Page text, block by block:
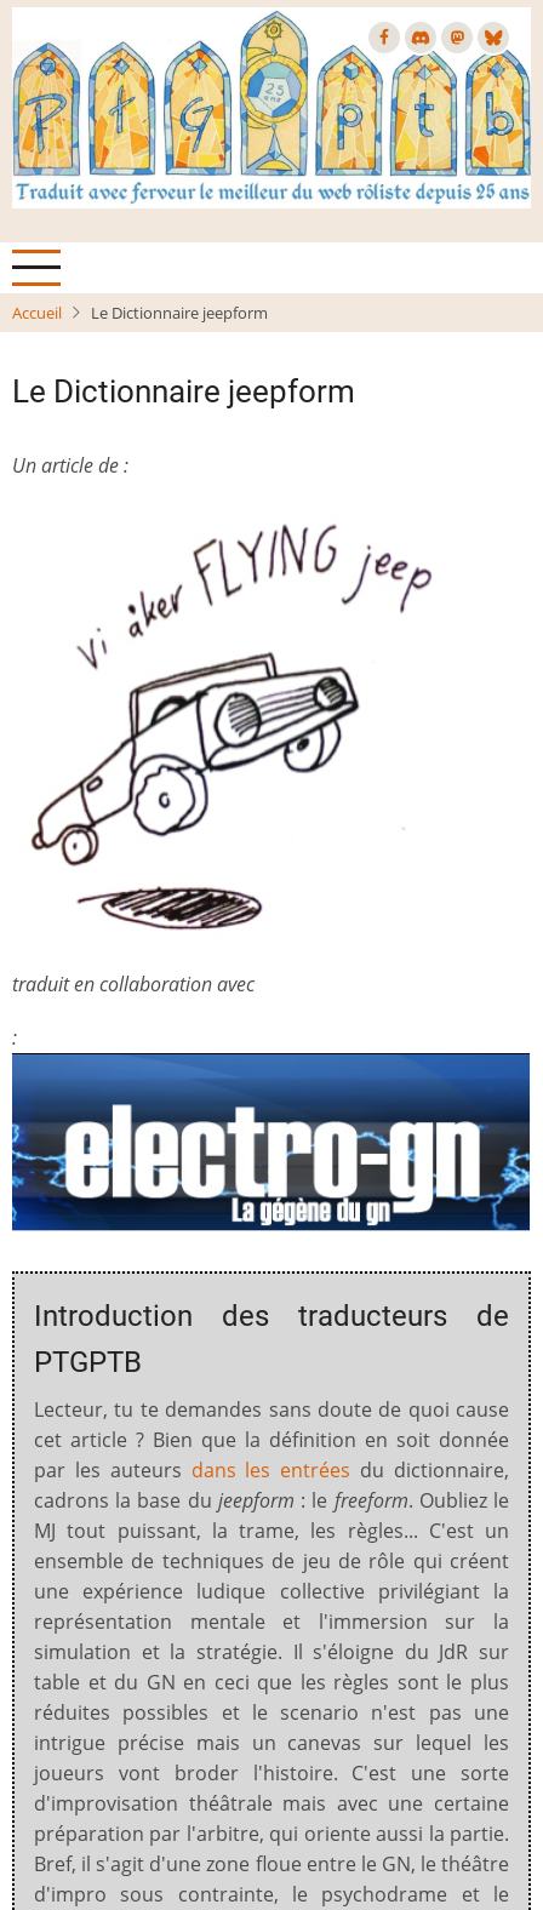
Aller
contenu
principal
Accueil Le Dictionnaire jeepform
Le Dictionnaire jeepform
Un article de :
traduit en collaboration avec
:
Introduction des traducteurs de
PTGPTB
Lecteur, tu te demandes sans doute de quoi cause
cet article ? Bien que la définition en soit donnée
par les auteurs dans les entrées du dictionnaire,
cadrons la base du jeepform : le freeform. Oubliez le
MJ tout puissant, la trame, les règles... C'est un
ensemble de techniques de jeu de rôle qui créent
une expérience ludique collective privilégiant la
représentation mentale et l'immersion sur la
simulation et la stratégie. Il s'éloigne du JdR sur
table et du GN en ceci que les règles sont le plus
réduites possibles et le scenario n'est pas une
intrigue précise mais un canevas sur lequel les
joueurs vont broder l'histoire. C'est une sorte
d'improvisation théâtrale mais avec une certaine
préparation par l'arbitre, qui oriente aussi la partie.
Bref, il s'agit d'une zone floue entre le GN, le théâtre
d'impro sous contrainte, le psychodrame et le